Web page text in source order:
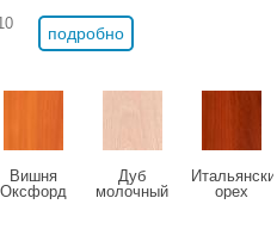
подробно
Вишня
Оксфорд
Дуб
молочный
Итальянский
орех